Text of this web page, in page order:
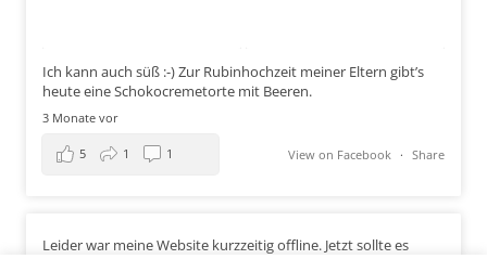
Ich kann auch süß :-) Zur Rubinhochzeit meiner Eltern gibt’s
heute eine Schokocremetorte mit Beeren.
3 Monate vor
View on Facebook · Share
5 1 1
Leider war meine Website kurzzeitig offline. Jetzt sollte es